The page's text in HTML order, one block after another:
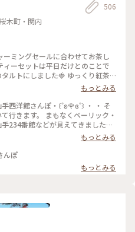
木町・関内
506
ーミングセールに合わせてお茶し
ーセットは平日だけとのことで
ルトにしました🍓 ゆっくり紅茶
べり。 幸せなティータイムです
#カフェ
もっとみる
西洋館さんぽ‧꒰˚ʚ🌹ɞ˚꒱ ‧ ・ そ
行きます。 まもなくベーリック・
234番館などが見えてきました。
に列ができているえの木てい、い
新緑とお花に囲まれた洋館は、
#アートな景色 #横浜こと
#山手西洋館 #横浜ローズウィーク
もっとみる
んぽ
もっとみる